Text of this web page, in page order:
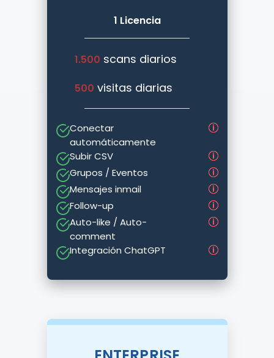
1 Licencia
1.500 scans diarios
500 visitas diarias
Conectar
automáticamente
Subir CSV
Grupos / Eventos
Mensajes inmail
Follow-up
Auto-like / Auto-
comment
Integración ChatGPT